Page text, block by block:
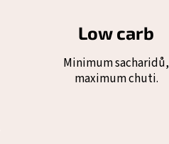
Low carb
Minimum sacharidů,
maximum chuti.